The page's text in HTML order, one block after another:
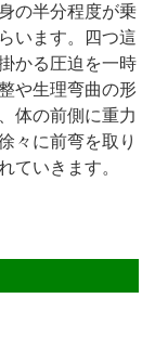
の半分程度が乗
います。四つ這
かる圧迫を一時
や生理弯曲の形
体の前側に重力
々に前弯を取り
ていきます。